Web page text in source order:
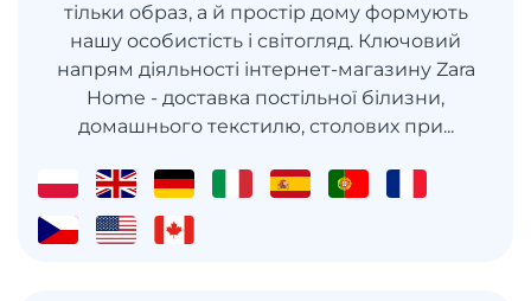
тільки образ, а й простір дому формують
нашу особистість і світогляд. Ключовий
напрям діяльності інтернет-магазину Zara
Home - доставка постільної білизни,
домашнього текстилю, столових при...